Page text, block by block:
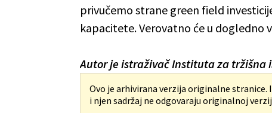
privučemo strane green field
kapacitete. Verovatno će u dogledno
Autor je istraživač Instituta za tržišna
Ovo je arhivirana verzija originalne
i njen sadržaj ne odgovaraju originalnoj